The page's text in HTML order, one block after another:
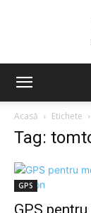
Acasă Etichete
Tag:
GPS
GPS